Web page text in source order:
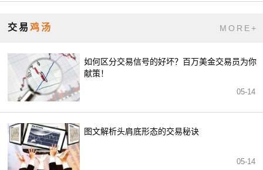
交易鸡汤 MORE+
如何区分交易信号的好坏？百万美金交易员为你
献策！
05-14
图文解析头肩底形态的交易秘诀
05-14